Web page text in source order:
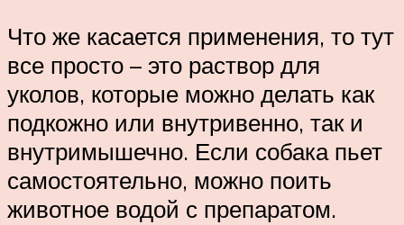
Что же касается применения, то тут
все просто – это раствор для
уколов, которые можно делать как
подкожно или внутривенно, так и
внутримышечно. Если собака пьет
самостоятельно, можно поить
животное водой с препаратом.